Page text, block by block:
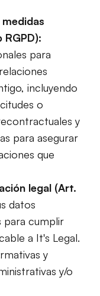
para
incluyendo
o
y
para asegurar
que
legal (Art.
datos
para cumplir
a It's Legal.
y
y/o